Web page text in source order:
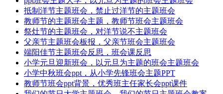
抵制洋节主题班会，禁止过洋节的主题班会
教师节的主题班会主题，教师节班会主题班会
祭灶节的主题班会，对洋节说不主题班会
父亲节主题班会板报，父亲节班会主题班会
端阳佳节主题班会反思，班会课反思
小学元旦迎新班会，以元旦为主题的班会主题班会
小学中秋班会ppt，从小学先锋班会主题PPT
教师节班会ppt背景，优秀班主任家长会ppt课件